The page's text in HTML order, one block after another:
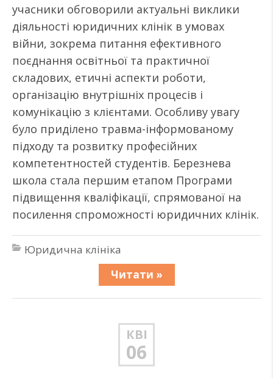
учасники обговорили актуальні виклики
діяльності юридичних клінік в умовах
війни, зокрема питання ефективного
поєднання освітньої та практичної
складових, етичні аспекти роботи,
організацію внутрішніх процесів і
комунікацію з клієнтами. Особливу увагу
було приділено травма-інформованому
підходу та розвитку професійних
компетентностей студентів. Березнева
школа стала першим етапом Програми
підвищення кваліфікації, спрямованої на
посилення спроможності юридичних клінік.
Юридична клініка
Читати »
КВІ
06